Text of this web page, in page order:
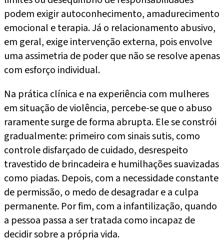
podem exigir autoconhecimento, amadurecimento
emocional e terapia. Já o relacionamento abusivo,
em geral, exige intervenção externa, pois envolve
uma assimetria de poder que não se resolve apenas
com esforço individual.
Na prática clínica e na experiência com mulheres
em situação de violência, percebe-se que o abuso
raramente surge de forma abrupta. Ele se constrói
gradualmente: primeiro com sinais sutis, como
controle disfarçado de cuidado, desrespeito
travestido de brincadeira e humilhações suavizadas
como piadas. Depois, com a necessidade constante
de permissão, o medo de desagradar e a culpa
permanente. Por fim, com a infantilização, quando
a pessoa passa a ser tratada como incapaz de
decidir sobre a própria vida.